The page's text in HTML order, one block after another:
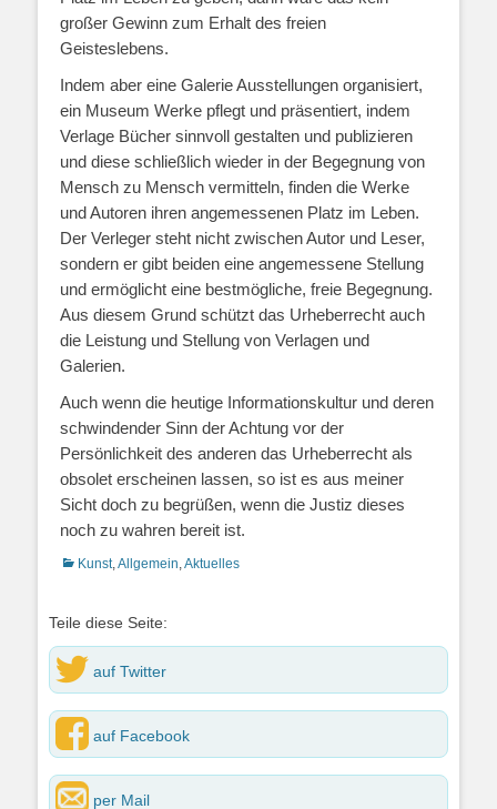
großer Gewinn zum Erhalt des freien
Geisteslebens.
Indem aber eine Galerie Ausstellungen organisiert,
ein Museum Werke pflegt und präsentiert, indem
Verlage Bücher sinnvoll gestalten und publizieren
und diese schließlich wieder in der Begegnung von
Mensch zu Mensch vermitteln, finden die Werke
und Autoren ihren angemessenen Platz im Leben.
Der Verleger steht nicht zwischen Autor und Leser,
sondern er gibt beiden eine angemessene Stellung
und ermöglicht eine bestmögliche, freie Begegnung.
Aus diesem Grund schützt das Urheberrecht auch
die Leistung und Stellung von Verlagen und
Galerien.
Auch wenn die heutige Informationskultur und deren
schwindender Sinn der Achtung vor der
Persönlichkeit des anderen das Urheberrecht als
obsolet erscheinen lassen, so ist es aus meiner
Sicht doch zu begrüßen, wenn die Justiz dieses
noch zu wahren bereit ist.
Kategorien
Kunst, Allgemein Aktuelles
Teile diese Seite:
auf Twitter
auf Facebook
per Mail